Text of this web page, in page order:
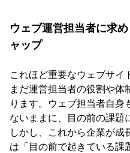
ウェブ運営担当者に求
ャップ
これほど重要なウェブサイ
まだ運営担当者の役割や体
ります。ウェブ担当者自身
ないままに、目の前の課題
しかし、これから企業が成
は「目の前で起きている課